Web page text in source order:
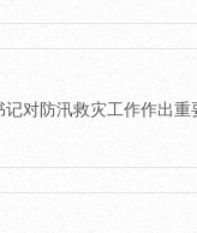
记对防汛救灾工作作出